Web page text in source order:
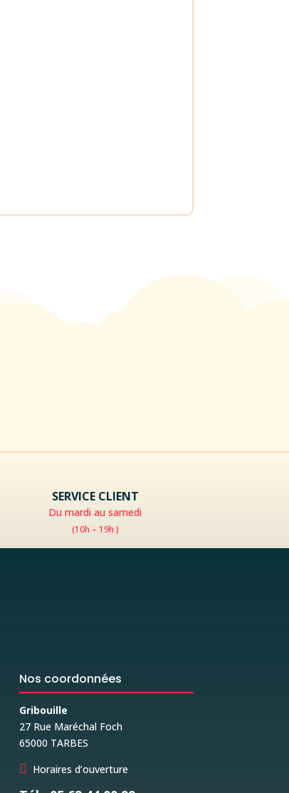
SERVICE CLIENT
Du mardi au samedi
(10h – 19h )
Nos coordonnées
Gribouille
27 Rue Maréchal Foch
65000 TARBES
 Horaires d’ouverture